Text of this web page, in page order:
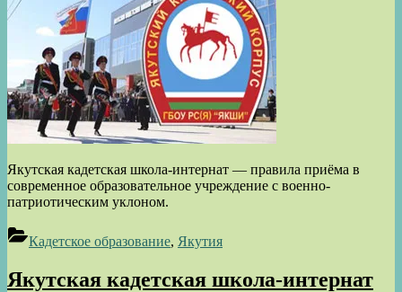
Якутская кадетская школа-интернат — правила приёма в
современное образовательное учреждение с военно-
патриотическим уклоном.
Кадетское образование, Якутия
Якутская кадетская школа-интернат